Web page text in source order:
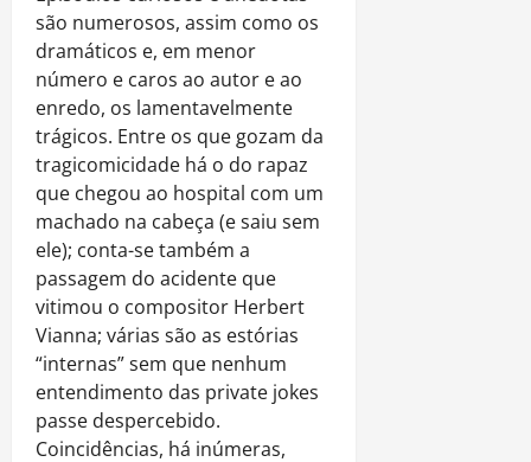
são numerosos, assim como os
dramáticos e, em menor
número e caros ao autor e ao
enredo, os lamentavelmente
trágicos. Entre os que gozam da
tragicomicidade há o do rapaz
que chegou ao hospital com um
machado na cabeça (e saiu sem
ele); conta-se também a
passagem do acidente que
vitimou o compositor Herbert
Vianna; várias são as estórias
“internas” sem que nenhum
entendimento das private jokes
passe despercebido.
Coincidências, há inúmeras,